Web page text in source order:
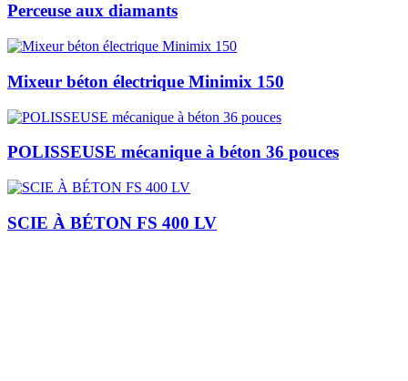
Perceuse aux diamants
Mixeur béton électrique Minimix 150
POLISSEUSE mécanique à béton 36 pouces
SCIE À BÉTON FS 400 LV